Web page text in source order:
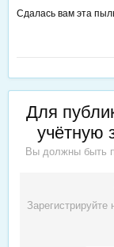
Сдалась вам эта
Для
учётную
Вы должны быть